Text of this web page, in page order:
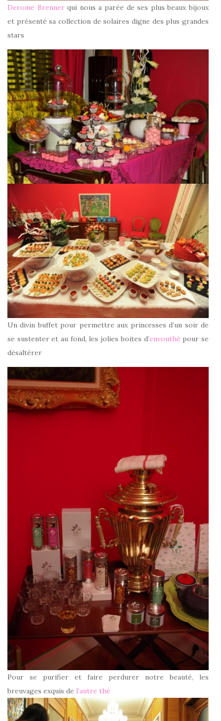
Derome Brennerqui nous a parée de ses plus beaux bijoux
et présenté sa collection de solaires digne des plus grandes
stars
Un divin buffet pour permettre aux princesses d’un soir de
se sustenter et au fond, les jolies boites d’envouthé pour se
désaltérer
Pour se purifier et faire perdurer notre beauté, les
breuvages exquis de l’autre thé